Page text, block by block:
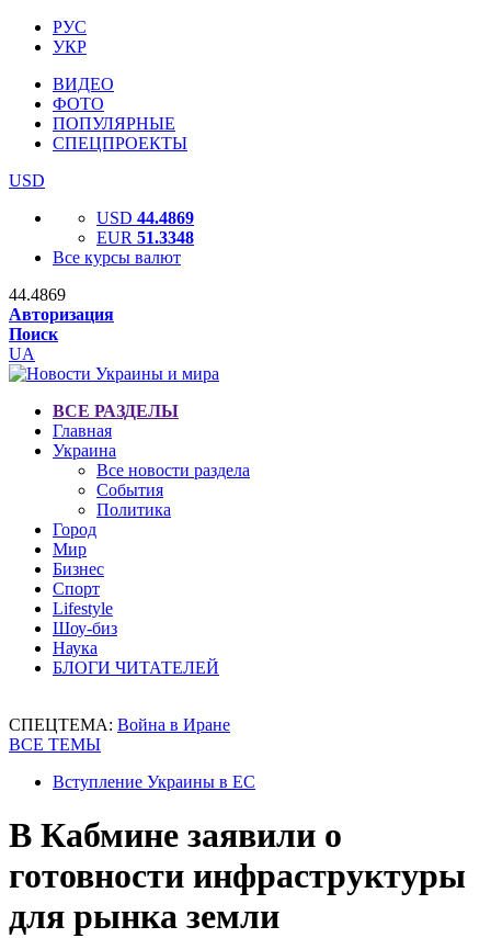
РУС
УКР
ВИДЕО
ФОТО
ПОПУЛЯРНЫЕ
СПЕЦПРОЕКТЫ
USD
USD 44.4869
EUR 51.3348
Все курсы валют
44.4869
Авторизация
Поиск
UA
ВСЕ РАЗДЕЛЫ
Главная
Украина
Все новости раздела
События
Политика
Город
Мир
Бизнес
Спорт
Lifestyle
Шоу-биз
Наука
БЛОГИ ЧИТАТЕЛЕЙ
СПЕЦТЕМА: Война в Иране
ВСЕ ТЕМЫ
Вступление Украины в ЕС
В Кабмине заявили о
готовности инфраструктуры
для рынка земли